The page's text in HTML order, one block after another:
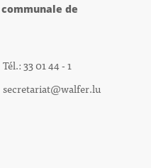
de
Tél.: 33 01 44 - 1
secretariat@walfer.lu